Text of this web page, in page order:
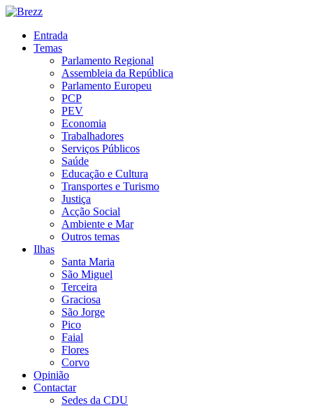
Entrada
Temas
Parlamento Regional
Assembleia da República
Parlamento Europeu
PCP
PEV
Economia
Trabalhadores
Serviços Públicos
Saúde
Educação e Cultura
Transportes e Turismo
Justiça
Acção Social
Ambiente e Mar
Outros temas
Ilhas
Santa Maria
São Miguel
Terceira
Graciosa
São Jorge
Pico
Faial
Flores
Corvo
Opinião
Contactar
Sedes da CDU